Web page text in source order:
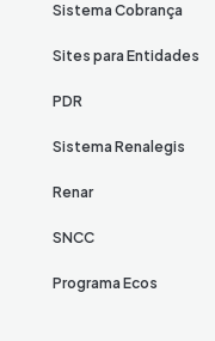
Sistema Cobrança
Sites para Entidades
PDR
Sistema Renalegis
Renar
SNCC
Programa Ecos